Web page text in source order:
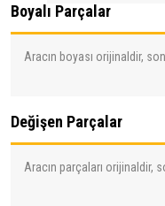
Boyalı Parçalar
Aracın boyası orijinaldir,
Değişen Parçalar
Aracın parçaları orijinaldir,